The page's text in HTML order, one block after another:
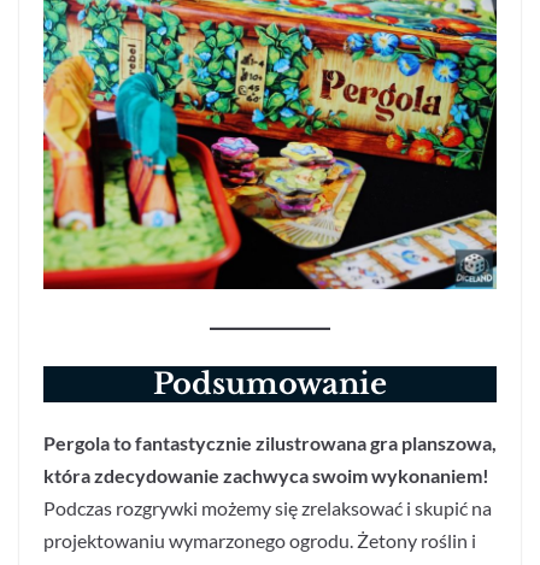
Podsumowanie
Pergola to fantastycznie zilustrowana gra planszowa,
która zdecydowanie zachwyca swoim wykonaniem!
Podczas rozgrywki możemy się zrelaksować i skupić na
projektowaniu wymarzonego ogrodu. Żetony roślin i